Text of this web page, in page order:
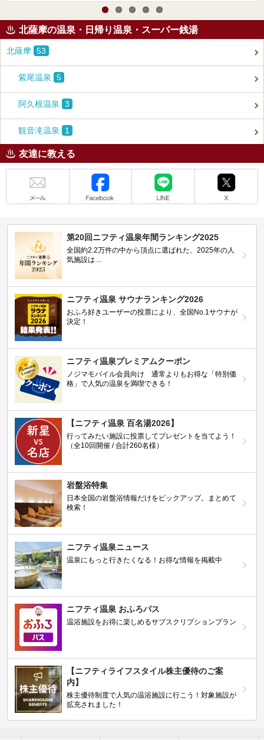
北薩摩の温泉・日帰り温泉・スーパー銭湯
北薩摩 53
紫尾温泉 5
阿久根温泉 3
観音滝温泉 1
友達に教える
第20回ニフティ温泉年間ランキング2025
全国約2.2万件の中から頂点に選ばれた、2025年の人
気施設は…
ニフティ温泉 サウナランキング2026
おふろ好きユーザーの投票により、全国No.1サウナが
決定！
ニフティ温泉プレミアムクーポン
ノジマモバイル会員向け 通常よりもお得な「特別価
格」で人気の温泉を満喫できる！
【ニフティ温泉 百名湯2026】
行ってみたい施設に投票してプレゼントを当てよう！
（全10回開催 / 合計260名様）
岩盤浴特集
日本全国の岩盤浴情報だけをピックアップ。まとめて
検索！
ニフティ温泉ニュース
温泉にもっと行きたくなる！お得な情報を掲載中
ニフティ温泉 おふろパス
温浴施設をお得に楽しめるサブスクリプションプラン
【ニフティライフスタイル株主優待のご案
内】
株主優待制度で人気の温浴施設に行こう！対象施設が
拡充されました！